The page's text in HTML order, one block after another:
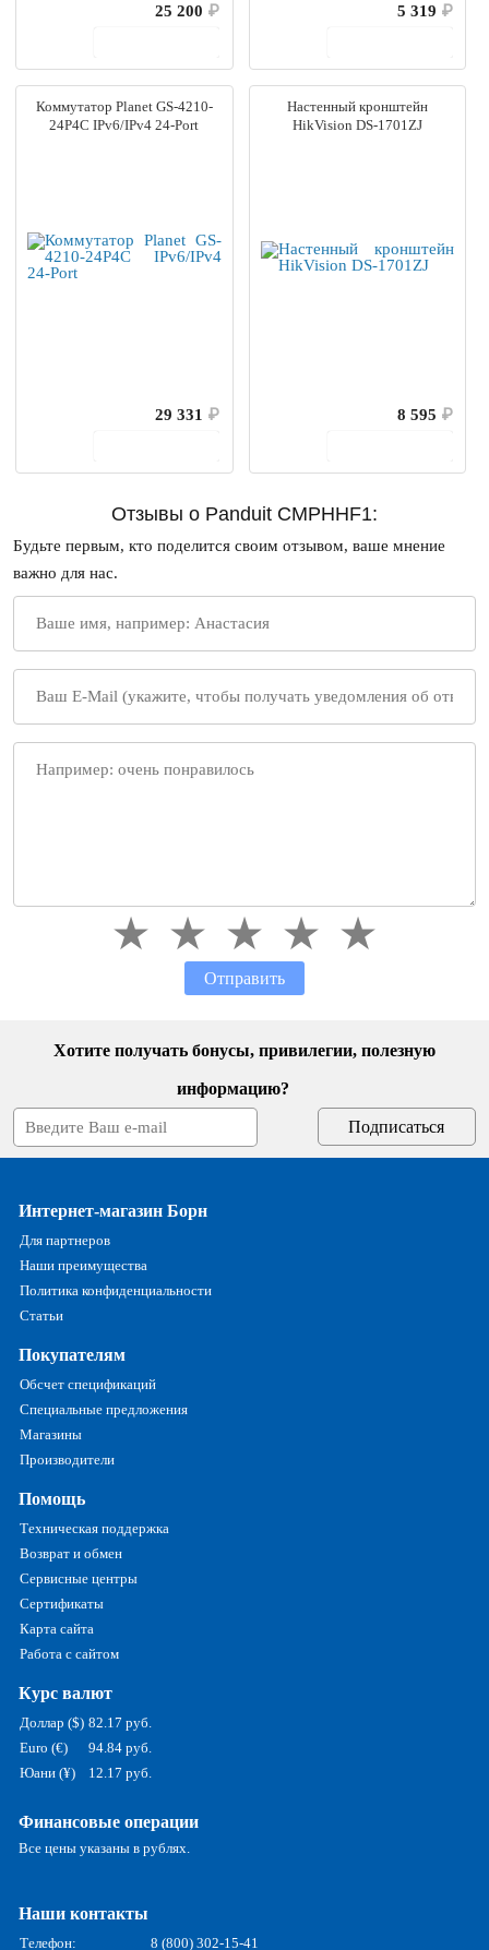
25 200 ₽
5 319 ₽
Коммутатор Planet GS-4210-
24P4C IPv6/IPv4 24-Port
29 331 ₽
Настенный кронштейн
HikVision DS-1701ZJ
8 595 ₽
Отзывы о Panduit CMPHHF1:
Будьте первым, кто поделится своим отзывом, ваше мнение
важно для нас.
Отправить
Хотите получать бонусы, привилегии, полезную
информацию?
Интернет-магазин Борн
Для партнеров
Наши преимущества
Политика конфиденциальности
Статьи
Покупателям
Обсчет спецификаций
Специальные предложения
Магазины
Производители
Помощь
Техническая поддержка
Возврат и обмен
Сервисные центры
Сертификаты
Карта сайта
Работа с сайтом
Курс валют
Доллар ($) 82.17 руб.
Euro (€)
94.84 руб.
Юани (¥)
12.17 руб.
Финансовые операции
Все цены указаны в рублях.
Наши контакты
Телефон: 8 (800) 302-15-41